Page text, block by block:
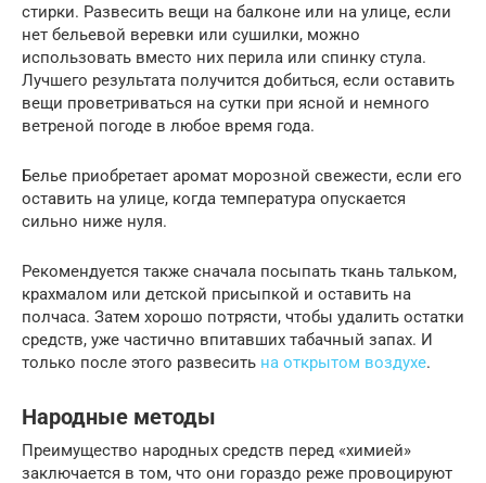
стирки. Развесить вещи на балконе или на улице, если
нет бельевой веревки или сушилки, можно
использовать вместо них перила или спинку стула.
Лучшего результата получится добиться, если оставить
вещи проветриваться на сутки при ясной и немного
ветреной погоде в любое время года.
Белье приобретает аромат морозной свежести, если его
оставить на улице, когда температура опускается
сильно ниже нуля.
Рекомендуется также сначала посыпать ткань тальком,
крахмалом или детской присыпкой и оставить на
полчаса. Затем хорошо потрясти, чтобы удалить остатки
средств, уже частично впитавших табачный запах. И
только после этого развесить на открытом воздухе.
Народные методы
Преимущество народных средств перед «химией»
заключается в том, что они гораздо реже провоцируют